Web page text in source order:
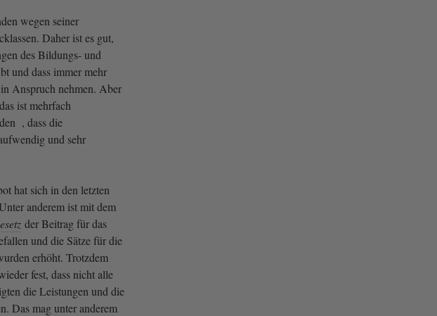
wegen seiner
Daher ist es gut,
des Bildungs- und
und dass immer mehr
Anspruch nehmen. Aber
ist mehrfach
, dass die
und sehr
hat sich in den letzten
anderem ist mit dem
der Beitrag für das
und die Sätze für die
erhöht. Trotzdem
fest, dass nicht alle
die Leistungen und die
Das mag unter anderem